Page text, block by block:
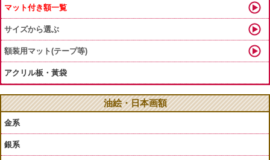
マット付き額一覧
サイズから選ぶ
額装用マット(テープ等)
アクリル板・黃袋
油絵・日本画額
金系
銀系